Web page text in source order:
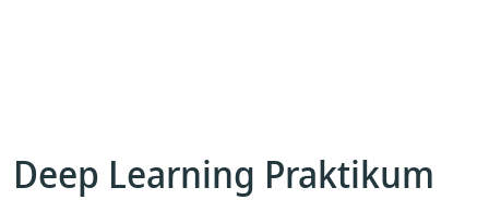
Deep Learning Praktikum